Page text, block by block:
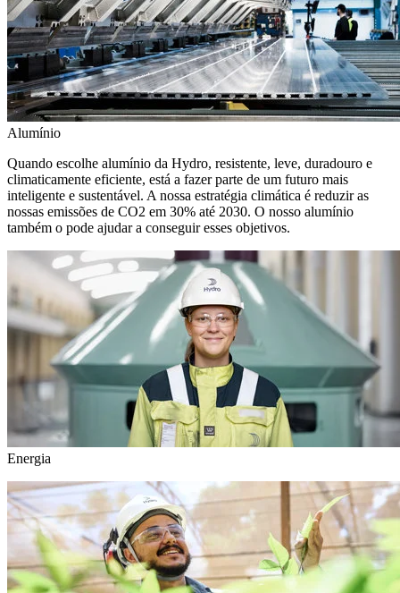
Alumínio
Quando escolhe alumínio da Hydro, resistente, leve, duradouro e
climaticamente eficiente, está a fazer parte de um futuro mais
inteligente e sustentável. A nossa estratégia climática é reduzir as
nossas emissões de CO2 em 30% até 2030. O nosso alumínio
também o pode ajudar a conseguir esses objetivos.
Energia